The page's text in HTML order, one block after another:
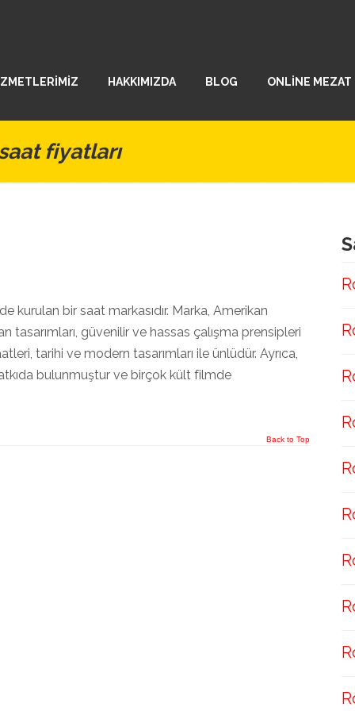
HAKKIMIZDA BLOG ONLİNE MEZAT
fiyatları
kurulan bir saat markasıdır. Marka, Amerikan
tasarımları, güvenilir ve hassas çalışma prensipleri
tarihi ve modern tasarımları ile ünlüdür. Ayrıca,
bulunmuştur ve birçok kült filmde
Back to Top